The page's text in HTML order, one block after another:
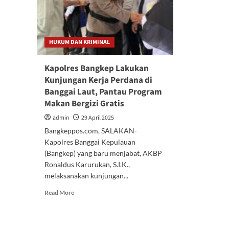
HUKUM DAN KRIMINAL
Kapolres Bangkep Lakukan
Kunjungan Kerja Perdana di
Banggai Laut, Pantau Program
Makan Bergizi Gratis
admin
29 April 2025
Bangkeppos.com, SALAKAN-
Kapolres Banggai Kepulauan
(Bangkep) yang baru menjabat, AKBP
Ronaldus Karurukan, S.I.K.,
melaksanakan kunjungan...
Read MoreRead